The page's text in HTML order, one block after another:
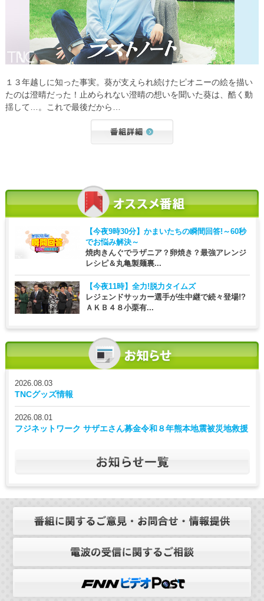
１３年越しに知った事実。葵が支えられ続けたピオニーの絵を描い
たのは澄晴だった！止められない澄晴の想いを聞いた葵は、酷く動
揺して…。これで最後だから…
【今夜9時30分】 かまいたちの瞬間回答!～60秒
でお悩み解決～
焼肉きんぐでラザニア？卵焼き？最強アレンジ
レシピ＆丸亀製麺裏...
【今夜11時】 全力!脱力タイムズ
レジェンドサッカー選手が生中継で続々登場!?
ＡＫＢ４８小栗有...
2026.08.03
TNCグッズ情報
2026.08.01
フジネットワーク サザエさん募金令和８年熊本地震被災地救援